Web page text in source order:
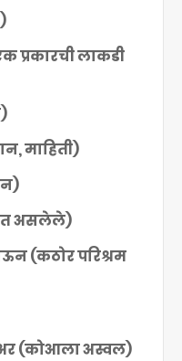
प्रकारची लाकडी
माहिती)
असलेले)
(कठोर परिश्रम
(कोआला अस्वल)